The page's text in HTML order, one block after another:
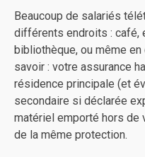
Beaucoup de salariés
différents endroits : café,
bibliothèque, ou même
savoir : votre assurance
résidence principale (et
secondaire si déclarée
matériel emporté hors de
de la même protection.